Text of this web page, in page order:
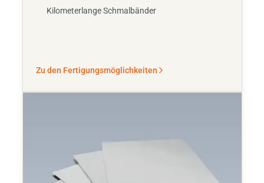
Kilometerlange Schmalbänder
Zu den Fertigungsmöglichkeiten